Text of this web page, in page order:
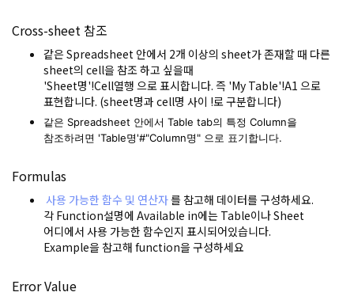
Cross-sheet 참조
같은 Spreadsheet 안에서 2개 이상의 sheet가 존재할 때 다른
sheet의 cell을 참조 하고 싶을때
'Sheet명'!Cell열행 으로 표시합니다. 즉 'My Table'!A1 으로
표현합니다. (sheet명과 cell명 사이 !로 구분합니다)
같은 Spreadsheet 안에서 Table tab의 특정 Column을
참조하려면 'Table명'#"Column명" 으로 표기합니다.
Formulas
사용 가능한 함수 및 연산자를 참고해 데이터를 구성하세요.
각 Function설명에 Available in에는 Table이나 Sheet
어디에서 사용 가능한 함수인지 표시되어있습니다.
Example을 참고해 function을 구성하세요
Error Value